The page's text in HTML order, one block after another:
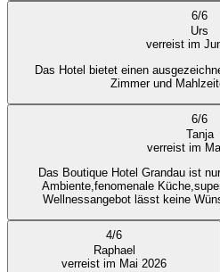
6/6
Urs
verreist im
Das Hotel bietet einen
Zimmer und
6/6
Tanja
verreist im
Das Boutique Hotel Grandau ist
Ambiente,fenomenale
Wellnessangebot lässt keine
4/6
Raphael
verreist im Mai 2026